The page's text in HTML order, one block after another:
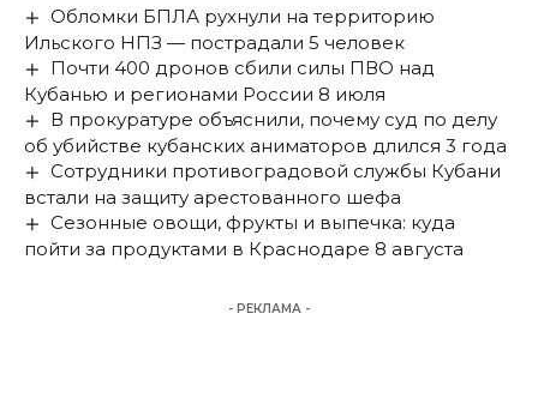
Обломки БПЛА рухнули на территорию
Ильского НПЗ — пострадали 5 человек
Почти 400 дронов сбили силы ПВО над
Кубанью и регионами России 8 июля
В прокуратуре объяснили, почему суд по делу
об убийстве кубанских аниматоров длился 3 года
Сотрудники противоградовой службы Кубани
встали на защиту арестованного шефа
Сезонные овощи, фрукты и выпечка: куда
пойти за продуктами в Краснодаре 8 августа
- РЕКЛАМА -